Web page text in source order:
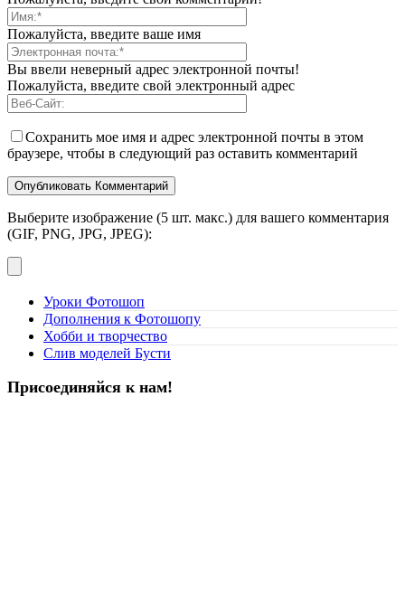
Пожалуйста, введите ваше имя
Вы ввели неверный адрес электронной почты!
Пожалуйста, введите свой электронный адрес
Сохранить мое имя и адрес электронной почты в этом
браузере, чтобы в следующий раз оставить комментарий
Выберите изображение (5 шт. макс.) для вашего комментария
(GIF, PNG, JPG, JPEG):
Уроки Фотошоп
Дополнения к Фотошопу
Хобби и творчество
Слив моделей Бусти
Присоединяйся к нам!